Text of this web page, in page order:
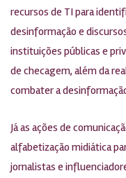
recursos de TI para
desinformação e
instituições públicas e
de checagem, além da
combater a
Já as ações de
alfabetização midiática
jornalistas e